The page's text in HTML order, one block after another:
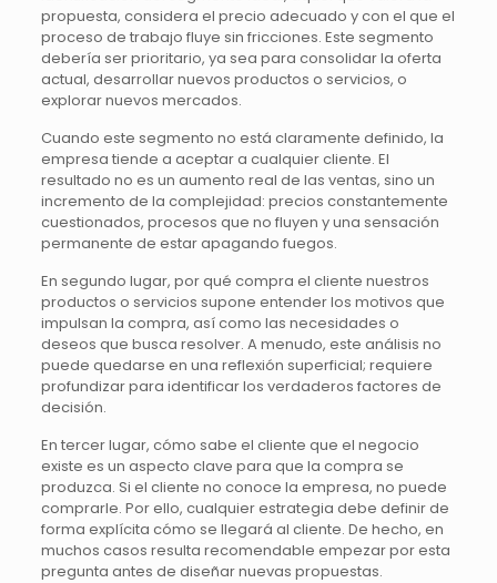
propuesta, considera el precio adecuado y con el que el
proceso de trabajo fluye sin fricciones. Este segmento
debería ser prioritario, ya sea para consolidar la oferta
actual, desarrollar nuevos productos o servicios, o
explorar nuevos mercados.
Cuando este segmento no está claramente definido, la
empresa tiende a aceptar a cualquier cliente. El
resultado no es un aumento real de las ventas, sino un
incremento de la complejidad: precios constantemente
cuestionados, procesos que no fluyen y una sensación
permanente de estar apagando fuegos.
En segundo lugar, por qué compra el cliente nuestros
productos o servicios supone entender los motivos que
impulsan la compra, así como las necesidades o
deseos que busca resolver. A menudo, este análisis no
puede quedarse en una reflexión superficial; requiere
profundizar para identificar los verdaderos factores de
decisión.
En tercer lugar, cómo sabe el cliente que el negocio
existe es un aspecto clave para que la compra se
produzca. Si el cliente no conoce la empresa, no puede
comprarle. Por ello, cualquier estrategia debe definir de
forma explícita cómo se llegará al cliente. De hecho, en
muchos casos resulta recomendable empezar por esta
pregunta antes de diseñar nuevas propuestas.